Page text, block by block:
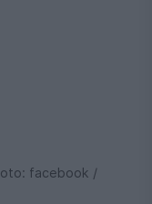
facebook /